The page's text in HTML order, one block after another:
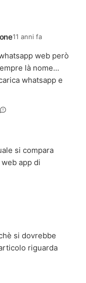
11 anni fa
web però
là nome...
whatsapp e
si compara
app di
si dovrebbe
riguarda